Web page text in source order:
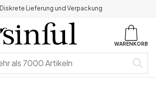
Diskrete Lieferung und Verpackung
WARENKORB